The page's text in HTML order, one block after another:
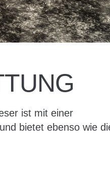
ist mit einer
bietet ebenso wie